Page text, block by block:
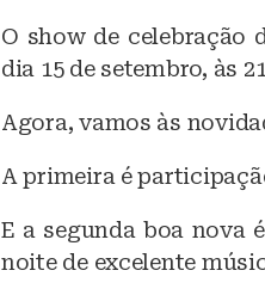
e
s
k
y
c
e
b
o
k
at
s
A
p
O show de celebração
dia 15 de setembro, às
Agora, vamos às
A primeira é
E a segunda boa nova
noite de excelente